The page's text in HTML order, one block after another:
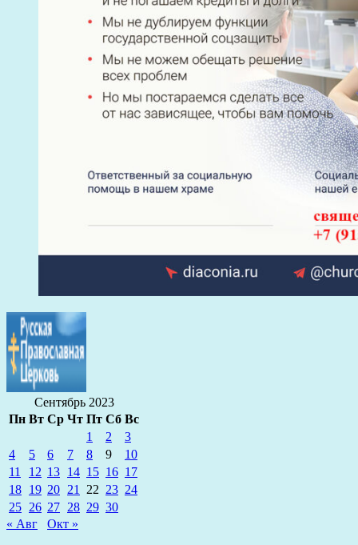
Сентябрь 2023
Пн Вт Ср Чт Пт Сб Вс
1
2
3
4
5 6 7 8 9
10
11
12 13 14 15 16 17
18 19 20 21 22 23 24
25 26 27 28 29 30
« Авг
Окт »